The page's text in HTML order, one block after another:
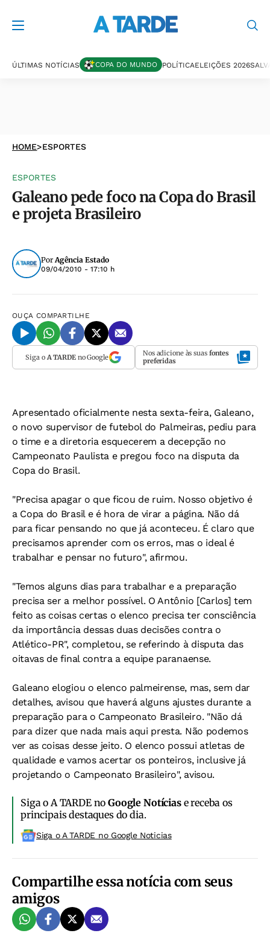
ÚLTIMAS NOTÍCIAS COPA DO MUNDO POLÍTICAELEIÇÕES 2026
HOME>ESPORTES
ESPORTES
Galeano pede foco na Copa do Brasil
e projeta Brasileiro
PorAgência Estado
09/04/2010 - 17:10 h
OUÇA COMPARTILHE
Siga o A TARDEno Google Nos adicione às suas fontes
preferidas
Apresentado oficialmente nesta sexta-feira, Galeano,
o novo supervisor de futebol do Palmeiras, pediu para
o time e a diretoria esquecerem a decepção no
Campeonato Paulista e pregou foco na disputa da
Copa do Brasil.
"Precisa apagar o que ficou de ruim. Nosso objetivo é
a Copa do Brasil e é hora de virar a página. Não dá
para ficar pensando no que já aconteceu. É claro que
precisamos aprender com os erros, mas o ideal é
trabalhar e pensar no futuro", afirmou.
"Temos alguns dias para trabalhar e a preparação
precisa ser a melhor possível. O Antônio [Carlos] tem
feito as coisas certas o elenco precisa ter consciência
da importância dessas duas decisões contra o
Atlético-PR", completou, se referindo à disputa das
oitavas de final contra a equipe paranaense.
Galeano elogiou o elenco palmeirense, mas, sem dar
detalhes, avisou que haverá alguns ajustes durante a
preparação para o Campeonato Brasileiro. "Não dá
para dizer que nada mais aqui presta. Não podemos
ver as coisas desse jeito. O elenco possui atletas de
qualidade e vamos acertar os ponteiros, inclusive já
projetando o Campeonato Brasileiro", avisou.
Siga o A TARDE noGoogle Notíciase receba os
principais destaques do dia.
Siga o A TARDE no Google Noticias
Compartilhe essa notícia com seus
amigos